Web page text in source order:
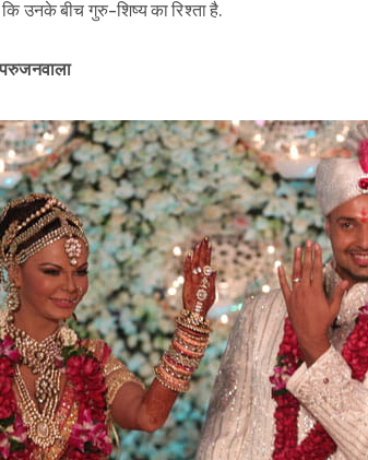
उनके बीच गुरु-शिष्य का रिश्ता है.